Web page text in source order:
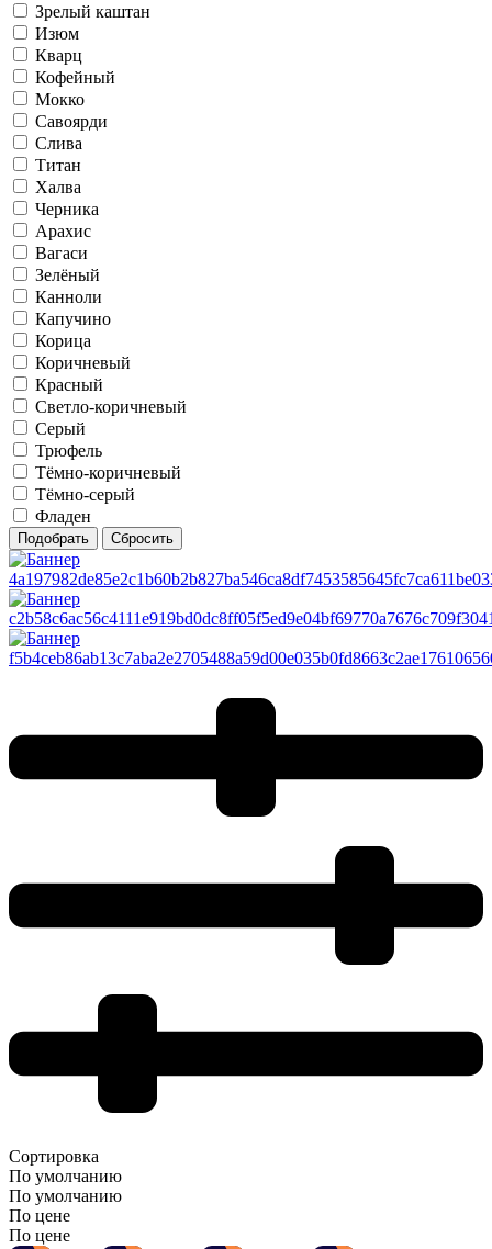
Зрелый каштан
Изюм
Кварц
Кофейный
Мокко
Савоярди
Слива
Титан
Халва
Черника
Арахис
Вагаси
Зелёный
Канноли
Капучино
Корица
Коричневый
Красный
Светло-коричневый
Серый
Трюфель
Тёмно-коричневый
Тёмно-серый
Фладен
Сортировка
По умолчанию
По умолчанию
По цене
По цене